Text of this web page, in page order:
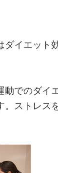
イエット
動でのダイ
ストレス